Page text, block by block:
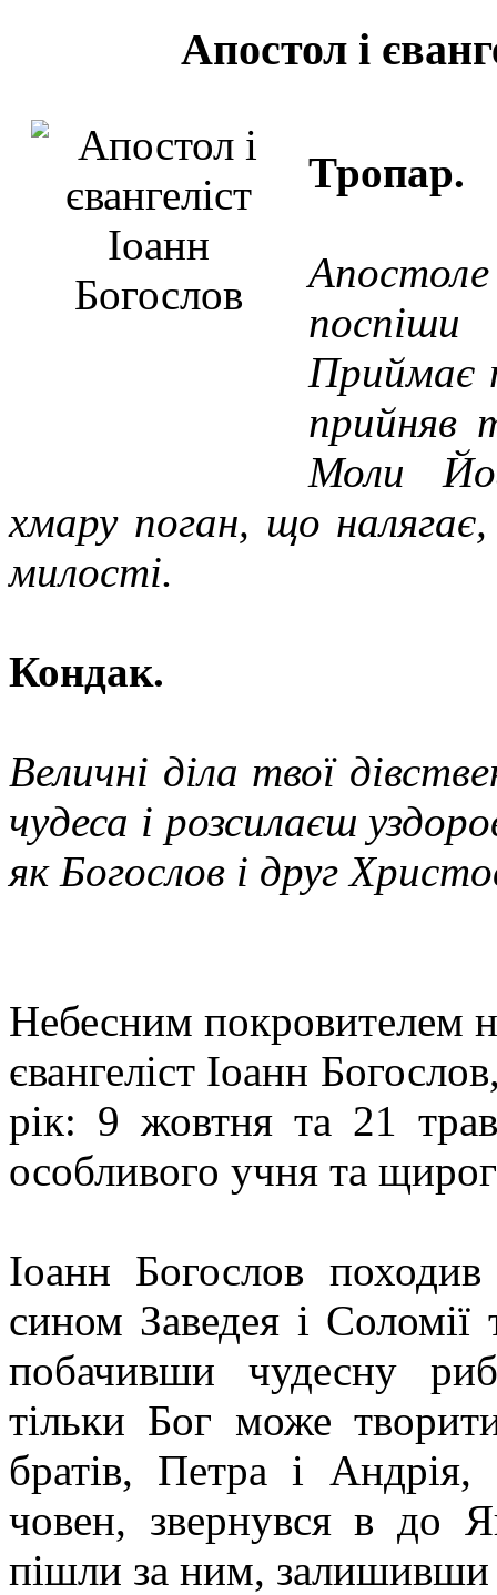
Апостол і
Тропар.
поспіши
Приймає
прийняв
Моли
хмару поган, що
милості.
Кондак.
Величні діла твої
чудеса і розсилаєш
як Богослов і друг
Небесним покровителем
євангеліст Іоанн
рік: 9 жовтня та 21
особливого учня та
Іоанн Богослов
сином Заведея і
побачивши чудесну
тільки Бог може
братів, Петра і
човен, звернувся в до
пішли за ним, залишивши